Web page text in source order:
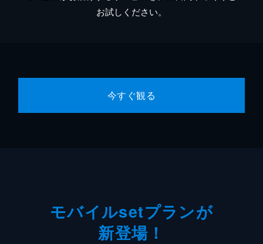
お試しください。
今すぐ観る
モバイルsetプランが
新登場！